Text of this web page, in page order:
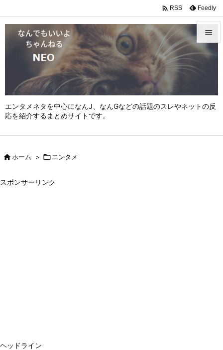
エンタメネタを中心になんJ、なんGなどの話題のスレやネットの反
応を紹介するまとめサイトです。



 RSS Feedly
ホーム > エンタメ
スポンサーリンク
ヘッドライン